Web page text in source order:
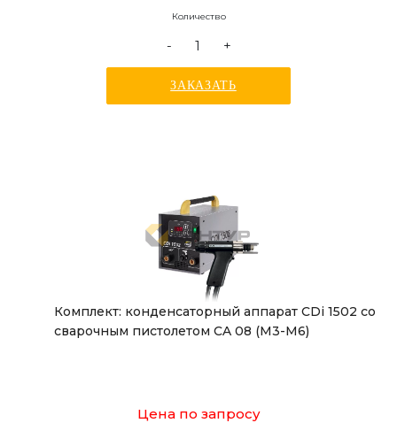
Количество
- +
ЗАКАЗАТЬ
Комплект: конденсаторный аппарат CDi 1502 со
сварочным пистолетом СA 08 (М3-М6)
Цена по запросу